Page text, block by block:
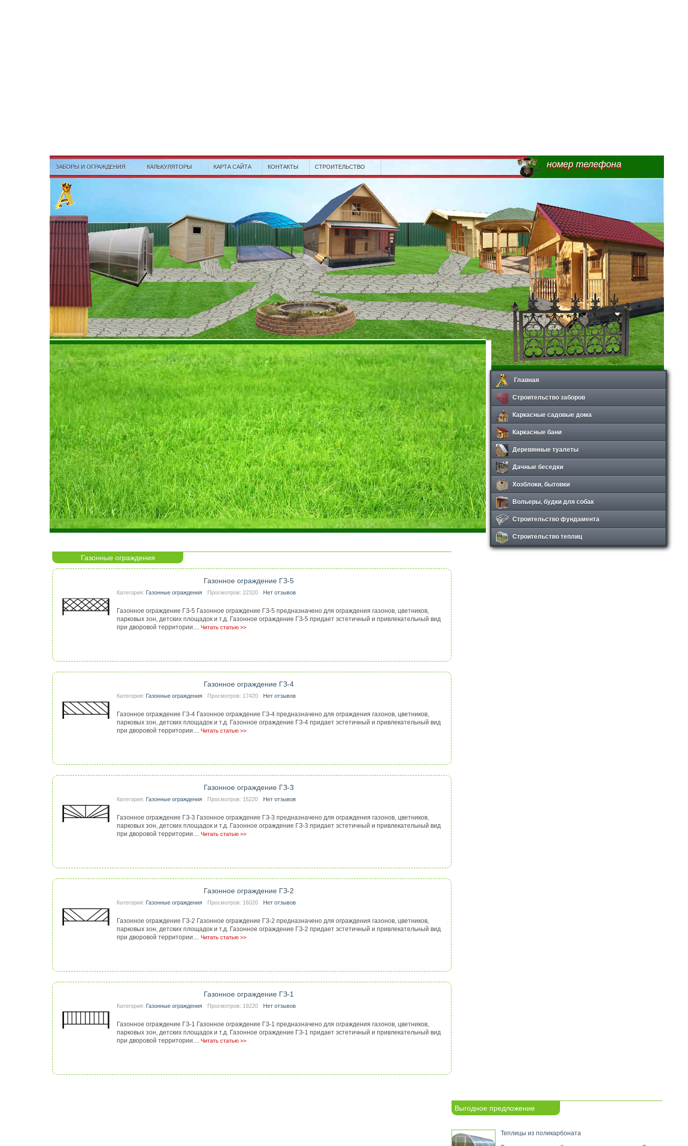
ЗАБОРЫ И ОГРАЖДЕНИЯ КАЛЬКУЛЯТОРЫ КАРТА САЙТА КОНТАКТЫ СТРОИТЕЛЬСТВО номер телефона
Главная
Строительство заборов
Каркасные садовые дома
Каркасные бани
Деревянные туалеты
Дачные беседки
Хозблоки, бытовки
Вольеры, будки для собак
Строительство фундамента
Строительство теплиц
Газонные ограждения
Газонное ограждение ГЗ-5
Категория: Газонные ограждения Просмотров: 22320 Нет отзывов
Газонное ограждение ГЗ-5 Газонное ограждение ГЗ-5 предназначено для ограждения газонов, цветников,
парковых зон, детских площадок и т.д. Газонное ограждение ГЗ-5 придает эстетичный и привлекательный вид
при дворовой территории.... Читать статью >>
Газонное ограждение ГЗ-4
Категория: Газонные ограждения Просмотров: 17420 Нет отзывов
Газонное ограждение ГЗ-4 Газонное ограждение ГЗ-4 предназначено для ограждения газонов, цветников,
парковых зон, детских площадок и т.д. Газонное ограждение ГЗ-4 придает эстетичный и привлекательный вид
при дворовой территории.... Читать статью >>
Газонное ограждение ГЗ-3
Категория: Газонные ограждения Просмотров: 15220 Нет отзывов
Газонное ограждение ГЗ-3 Газонное ограждение ГЗ-3 предназначено для ограждения газонов, цветников,
парковых зон, детских площадок и т.д. Газонное ограждение ГЗ-3 придает эстетичный и привлекательный вид
при дворовой территории.... Читать статью >>
Газонное ограждение ГЗ-2
Категория: Газонные ограждения Просмотров: 16020 Нет отзывов
Газонное ограждение ГЗ-2 Газонное ограждение ГЗ-2 предназначено для ограждения газонов, цветников,
парковых зон, детских площадок и т.д. Газонное ограждение ГЗ-2 придает эстетичный и привлекательный вид
при дворовой территории.... Читать статью >>
Газонное ограждение ГЗ-1
Категория: Газонные ограждения Просмотров: 19220 Нет отзывов
Газонное ограждение ГЗ-1 Газонное ограждение ГЗ-1 предназначено для ограждения газонов, цветников,
парковых зон, детских площадок и т.д. Газонное ограждение ГЗ-1 придает эстетичный и привлекательный вид
при дворовой территории.... Читать статью >>
Выгодное предложение
Теплицы из поликарбоната